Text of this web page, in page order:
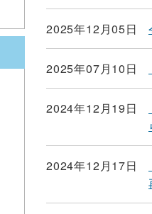
2025年12月05日
2025年07月10日
2024年12月19日
2024年12月17日